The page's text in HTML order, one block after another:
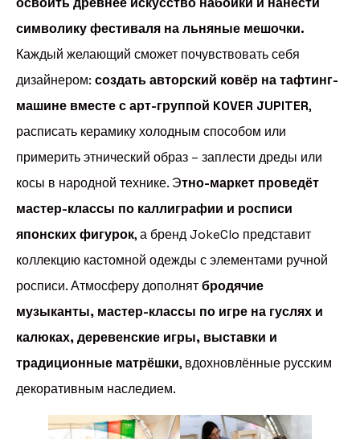
символику фестиваля на льняные мешочки.
Каждый желающий сможет почувствовать себя
дизайнером: создать авторский ковёр на тафтинг-
машине вместе с арт-группой KOVER JUPITER,
расписать керамику холодным способом или
примерить этнический образ – заплести дреды или
косы в народной технике. Этно-маркет проведёт
мастер-классы по каллиграфии и росписи
японских фигурок, а бренд JokeClo представит
коллекцию кастомной одежды с элементами ручной
росписи. Атмосферу дополнятбродячие
музыканты, мастер-классы по игре на гуслях и
калюках, деревенские игры, выставки и
традиционные матрёшки, вдохновлённые русским
декоративным наследием.